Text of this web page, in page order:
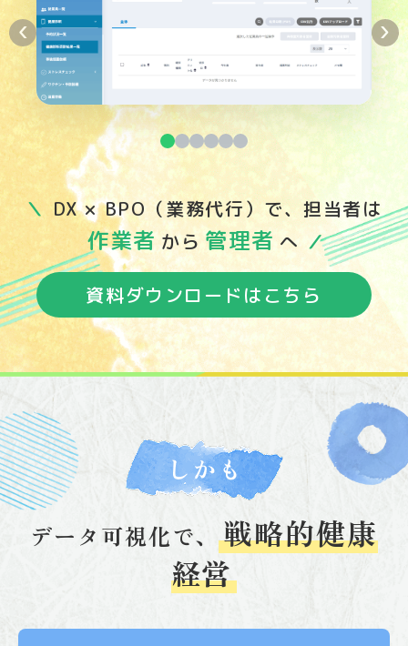
‹ ›
＼DX × BPO（業務代行）で、担当者は
作業者から 管理者 へ ／
資料ダウンロードはこちら
データ可視化で、戦略的健康
経営